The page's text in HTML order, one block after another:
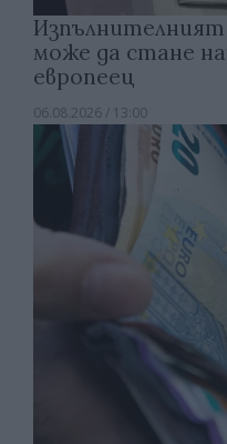
може да стане
европеец
06.08.2026 / 13:00